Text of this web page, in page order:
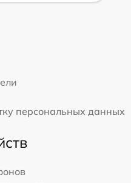
персональных данных